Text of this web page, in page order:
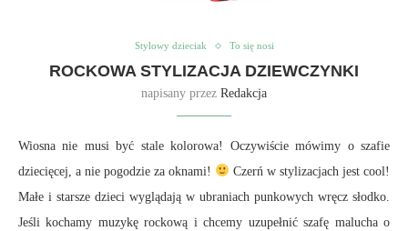
Stylowy dzieciak To się nosi
ROCKOWA STYLIZACJA DZIEWCZYNKI
napisany przez Redakcja
Wiosna nie musi być stale kolorowa! Oczywiście mówimy o szafie
dziecięcej, a nie pogodzie za oknami!
Czerń w stylizacjach jest cool!
Małe i starsze dzieci wyglądają w ubraniach punkowych wręcz słodko.
Jeśli kochamy muzykę rockową i chcemy uzupełnić szafę malucha o